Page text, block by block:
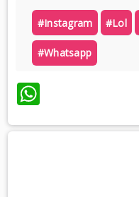
#instagram #lol
#whatsapp
WhatsApp